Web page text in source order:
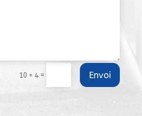
10 + 4 = Envoi